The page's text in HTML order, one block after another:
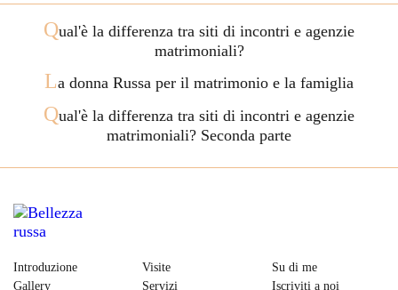
Qual'è la differenza tra siti di incontri e agenzie
matrimoniali?
La donna Russa per il matrimonio e la famiglia
Qual'è la differenza tra siti di incontri e agenzie
matrimoniali? Seconda parte
Introduzione
Gallery
Visite
Servizi
Su di me
Iscriviti a noi